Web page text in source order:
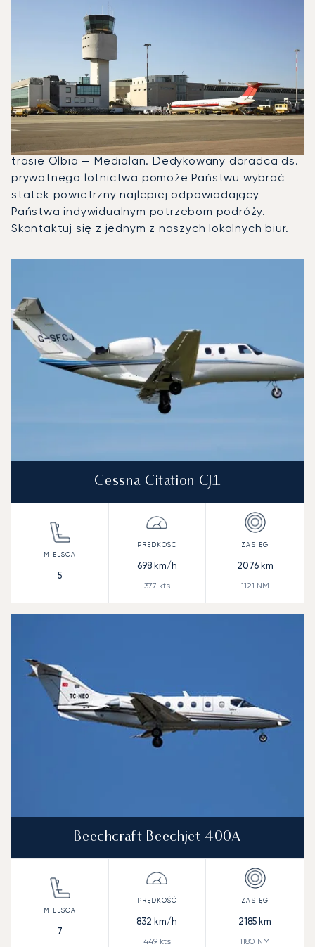
Jakie Samoloty Mogę
Wyczarterować, Aby Polecieć
Między Mediolanem A Olbią?
W 2025 roku Citation CJ1, Beechjet 400A i
Citation Sovereign były najczęściej
wykorzystywanymi prywatnymi odrzutowcami na
trasie Olbia — Mediolan. Dedykowany doradca ds.
prywatnego lotnictwa pomoże Państwu wybrać
statek powietrzny najlepiej odpowiadający
Państwa indywidualnym potrzebom podróży.
Skontaktuj się z jednym z naszych lokalnych biur.
Zasięg (NM)
Cessna Citation CJ1
5
698km/h
377 kts
2076km
1121 NM
Beechcraft Beechjet 400A
7
832 km/h
449kts
2185 km
1180 NM